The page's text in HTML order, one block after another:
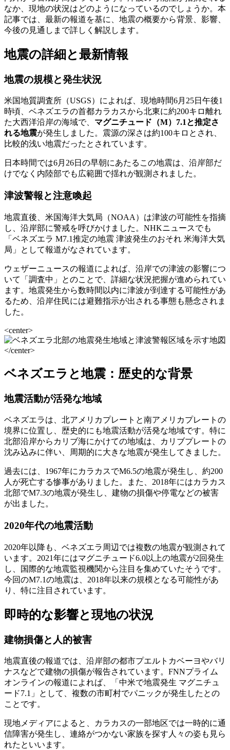
なか、現地の状況はどのようになっているのでしょうか。本
記事では、最新の報道を基に、地震の概要から背景、影響、
今後の見通しまで詳しく解説します。
地震の詳細と最新情報
地震の規模と発生状況
米国地質調査所（USGS）によれば、現地時間6月25日午後1
時頃、ベネズエラの首都カラカスから北東に約200キロ離れ
た大西洋沿岸の海域で、 マグニチュード（M）7.1と推定さ
れる地震が発生しました。震源の深さは約100キロとされ、
比較的浅い地震だったとされています。
日本時間では6月26日の早朝にあたるこの地震は、沿岸部だ
けでなく内陸部でも広範囲で揺れが観測されました。
津波警報と注意喚起
地震直後、米国海洋大気局（NOAA）は津波の可能性を指摘
し、沿岸部に警戒を呼びかけました。NHKニュースでも
「ベネズエラ M7.1推定の地震 津波発生のおそれ 米海洋大気
局」として報道がなされています。
ウェザーニュースの報道によれば、沿岸での津波の影響につ
いて「調査中」とのことで、詳細な状況把握が進められてい
ます。地震発生から数時間以内に津波が到達する可能性があ
るため、沿岸住民には避難指示が出される事態も懸念されま
した。
<center>
</center>
ベネズエラと地震：歴史的な背景
地震活動が活発な地域
ベネズエラは、北アメリカプレートと南アメリカプレートの
境界に位置し、歴史的にも地震活動が活発な地域です。特に
北部沿岸からカリブ海にかけての地域は、カリブプレートの
沈み込みに伴い、周期的に大きな地震が発生してきました。
過去には、1967年にカラカスでM6.5の地震が発生し、約200
人が死亡する惨事がありました。また、2018年にはカラカス
北部でM7.3の地震が発生し、建物の損傷や停電などの被害
が出ました。
2020年代の地震活動
2020年以降も、ベネズエラ周辺では複数の地震が観測されて
います。2021年にはマグニチュード6.0以上の地震が2回発生
し、国際的な地震監視機関から注目を集めていたそうです。
今回のM7.1の地震は、2018年以来の規模となる可能性があ
り、特に注目されています。
即時的な影響と現地の状況
建物損傷と人的被害
地震直後の報道では、沿岸部の都市プエルトカベーヨやバリ
ナスなどで建物の損傷が報告されています。FNNプライム
オンラインの報道によれば、「中米で地震発生 マグニチュ
ード7.1」として、複数の市町村でパニックが発生したとの
ことです。
現地メディアによると、カラカスの一部地区では一時的に通
信障害が発生し、連絡がつかない家族を探す人々の姿も見ら
れたといいます。